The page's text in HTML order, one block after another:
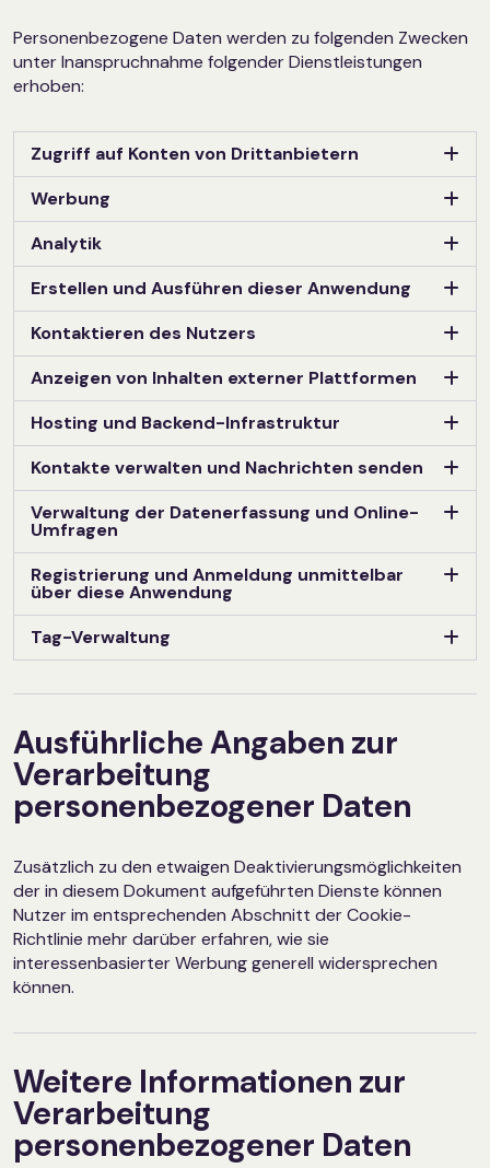
Personenbezogene Daten werden zu folgenden Zwecken
unter Inanspruchnahme folgender Dienstleistungen
erhoben:
Zugriff auf Konten von Drittanbietern
Werbung
Analytik
Erstellen und Ausführen dieser Anwendung
Kontaktieren des Nutzers
Anzeigen von Inhalten externer Plattformen
Hosting und Backend-Infrastruktur
Kontakte verwalten und Nachrichten senden
Verwaltung der Datenerfassung und Online-
Umfragen
Registrierung und Anmeldung unmittelbar
über diese Anwendung
Tag-Verwaltung
Ausführliche Angaben zur
Verarbeitung
personenbezogener Daten
Zusätzlich zu den etwaigen Deaktivierungsmöglichkeiten
der in diesem Dokument aufgeführten Dienste können
Nutzer im entsprechenden Abschnitt der Cookie-
Richtlinie mehr darüber erfahren, wie sie
interessenbasierter Werbung generell widersprechen
können.
Weitere Informationen zur
Verarbeitung
personenbezogener Daten